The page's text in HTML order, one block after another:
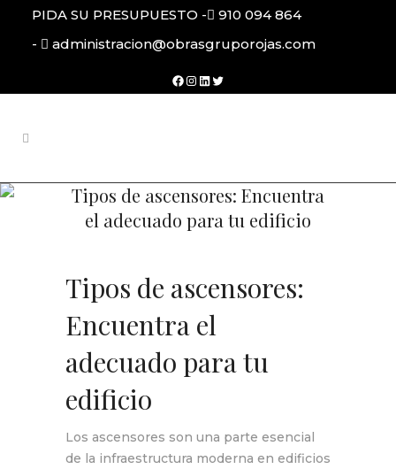
PIDA SU PRESUPUESTO -
910 094 864
-
administracion@obrasgruporojas.com
Facebook
Instagram
LinkedIn
Twitter
Tipos de ascensores: Encuentra
el adecuado para tu edificio
Tipos de ascensores:
Encuentra el
adecuado para tu
edificio
Los ascensores son una parte esencial
de la infraestructura moderna en edificios